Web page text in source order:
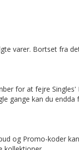
varer. Bortset fra
for at fejre Singles'
gange kan du endda
og Promo-koder